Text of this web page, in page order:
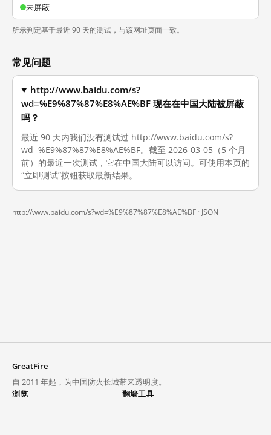
未屏蔽
所示判定基于最近 90 天的测试，与该网址页面一致。
常见问题
http://www.baidu.com/s?
wd=%E9%87%87%E8%AE%BF 现在在中国大陆被屏蔽
吗？
最近 90 天内我们没有测试过 http://www.baidu.com/s?
wd=%E9%87%87%E8%AE%BF。截至 2026-03-05（5 个月
前）的最近一次测试，它在中国大陆可以访问。可使用本页的
“立即测试”按钮获取最新结果。
http://www.baidu.com/s?wd=%E9%87%87%E8%AE%BF · JSON
GreatFire
自 2011 年起，为中国防火长城带来透明度。
浏览
翻墙工具